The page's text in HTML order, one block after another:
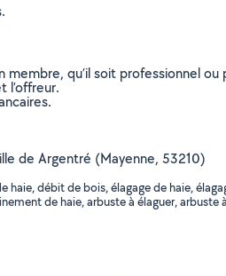
qu’il soit professionnel ou
l’offreur.
de Argentré (Mayenne, 53210)
débit de bois, élagage de haie,
de haie, arbuste à élaguer,